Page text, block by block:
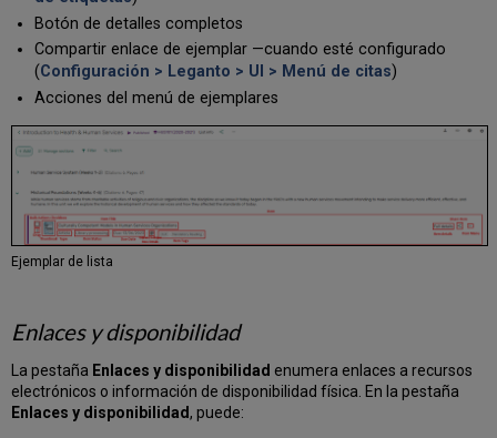
de
un
ejemplar
Añadir
ejemplares
relacionados
Editar
ejemplares
en
masa
Exportar
enlaces
un
solo
ejemplar
en
un
Botón de detalles completos
Compartir enlace de ejemplar —cuando esté configurado
(Configuración > Leganto > UI > Menú de citas)
Acciones del menú de ejemplares
Ejemplar de lista
Enlaces y disponibilidad
La pestaña Enlaces y disponibilidad enumera enlaces a recursos
electrónicos o información de disponibilidad física. En la pestaña
Enlaces y disponibilidad, puede: